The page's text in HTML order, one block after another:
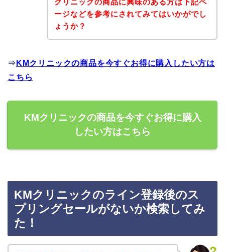
クリニックの商品に興味のある方は下記ペ
ージなどを参考にされてみてはいかがでし
ょうか？
⇒ KMクリニックの商品を今すぐお得に購入したい方は
こちら
KMクリニックの商品を今すぐお得に購入
したい方はこちら
KMクリニックのライン登録後のス
プリングセールがないか検索してみ
た！